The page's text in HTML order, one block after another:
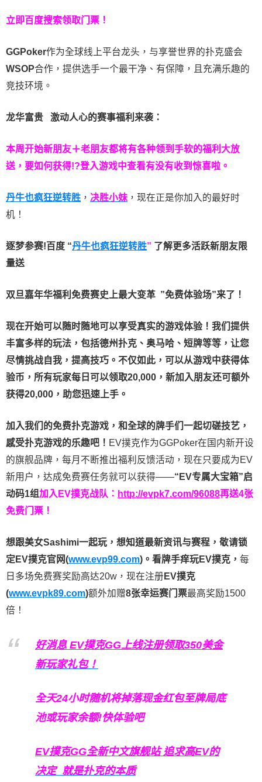
立即百度搜索领取门票！
GGPoker作为全球线上平台龙头，与享誉世界的扑克盛会
WSOP合作，提供选手一个最干净、有保障，且充满乐趣的
竞技环境。
龙华富贵 激动人心的赛事福利来袭：
本周开始新朋友＋老朋友都将有各种领到手软的福利大放
送，要如何获得!?登入游戏中查看有没有收到惊喜啦。
丹牛也疯狂逆转胜 ， 决胜小妹 ，现在正是你加入的最好时
机！
逐梦参赛!百度 “丹牛也疯狂逆转胜” 了解更多活跃新朋友限
量送
双旦嘉年华福利 免费赛史上最大变革 ”免费体验场”来了！
现在开始可以随时随地可以享受真实的游戏体验！我们提供
丰富多样的玩法，包括德州扑克、奥马哈、短牌等等，让您
尽情挑战自我，提高技巧。不仅如此， 可以从游戏中获得体
验币，所有玩家每日可以领取20,000，新加入朋友还可额外
获得20,000，助您迅速上手。
加入我们的免费扑克游戏，和全球的牌手们一起切磋技艺，
感受扑克游戏的乐趣吧！ EV撲克作为GGPoker在国内新开设
的旗舰品牌，每月不断推出福利反馈活动，现在只要成为EV
新用户，达成免费赛任务就可以获得——“EV专属大宝箱”启
动码1组加入EV撲克战队： http://evpk7.com/96088再送4张
免费门票！
想跟美女Sashimi一起玩， 想知道最新资讯与赛程， 敬请锁
定EV撲克官网(www.evp99.com)。 看牌手痒玩EV撲克， 每
日多场免费赛奖励高达20w，现在注册 EV撲克
(www.evpk89.com)额外加赠8张幸运赛门票最高奖励1500
倍！
好消息 EV撲克GG上线注册领取350美金
新玩家礼包！
全天24小时随机将掉落现金红包至牌局底
池或玩家余额!快体验吧
EV撲克GG全新中文旗舰站追求高EV的
决定 就是扑克的本质